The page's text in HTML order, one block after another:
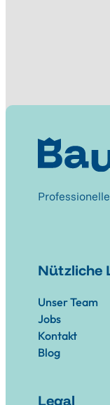
Nützliche
Unser Team
Jobs
Kontakt
Blog
Legal